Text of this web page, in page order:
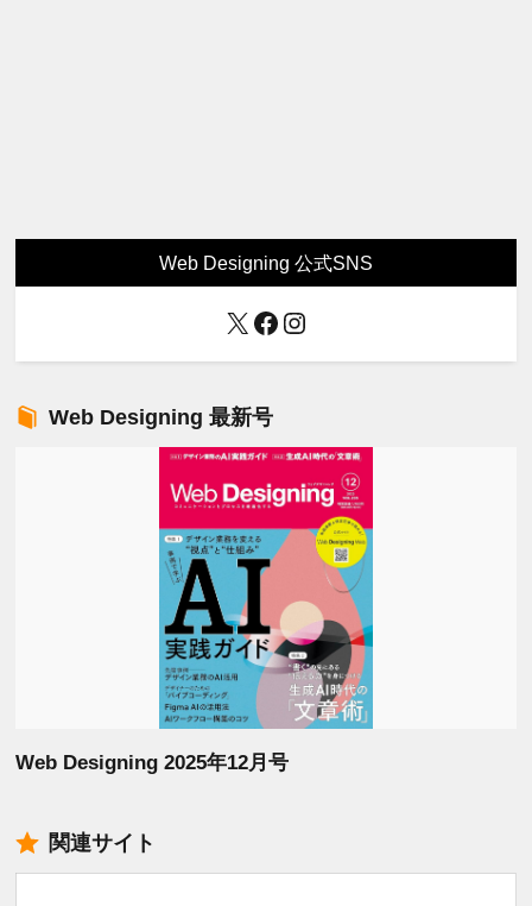
Web Designing 公式SNS
X Facebook
Instagram
Web Designing 最新号
Web Designing 2025年12月号
関連サイト